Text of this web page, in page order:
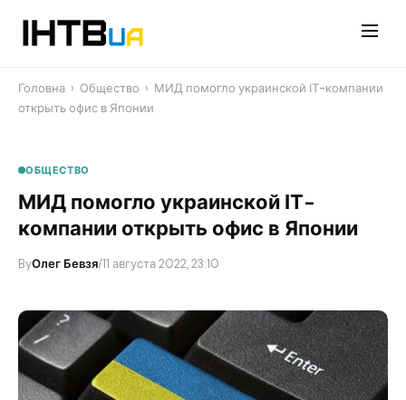
Головна › Общество › МИД помогло украинской ІТ-компании
открыть офис в Японии
ОБЩЕСТВО
МИД помогло украинской ІТ-
компании открыть офис в Японии
ByОлег Бевзя/11 августа 2022, 23:10